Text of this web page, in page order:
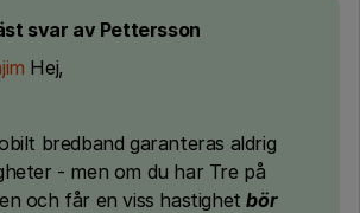
svar av Pettersson
Hej,
bredband garanteras aldrig
- men om du har Tre på
och får en viss hastighetbör